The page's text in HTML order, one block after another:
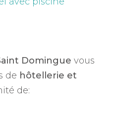
Domingue vous
de hôtellerie et
de: